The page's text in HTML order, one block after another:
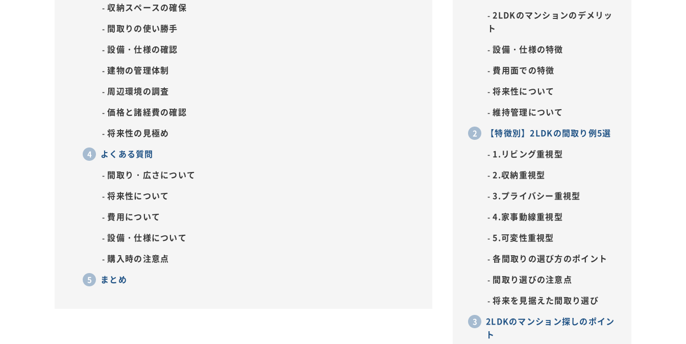
収納スペースの確保
間取りの使い勝手
設備・仕様の確認
建物の管理体制
周辺環境の調査
価格と諸経費の確認
将来性の見極め
よくある質問
間取り・広さについて
将来性について
費用について
設備・仕様について
購入時の注意点
まとめ
2LDKのマンションのデメリッ
ト
設備・仕様の特徴
費用面での特徴
将来性について
維持管理について
【特徴別】2LDKの間取り例5選
1.リビング重視型
2.収納重視型
3.プライバシー重視型
4.家事動線重視型
5.可変性重視型
各間取りの選び方のポイント
間取り選びの注意点
将来を見据えた間取り選び
2LDKのマンション探しのポイン
ト